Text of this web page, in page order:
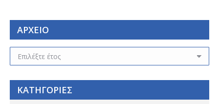
ΑΡΧΕΙΟ
ΑΡΧΕΙΟ
ΚΑΤΗΓΟΡΙΕΣ